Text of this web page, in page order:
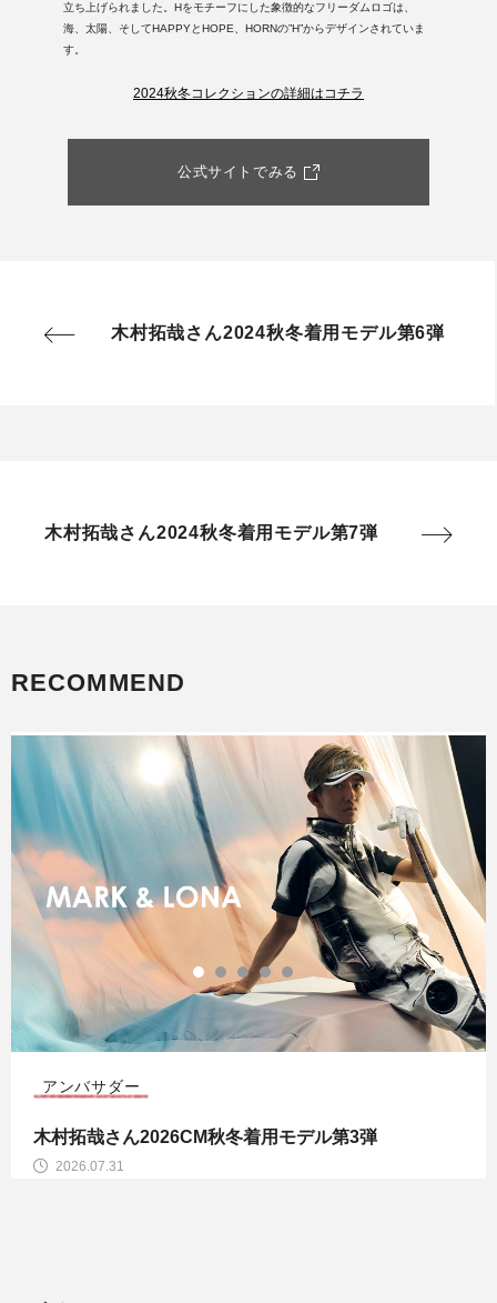
RECOMMEND
2026.07.31
アンバサダー
木村拓哉さん2026CM秋冬着用モデル第3弾
立ち上げられました。Hをモチーフにした象徴的なフリーダムロゴは、
海、太陽、そしてHAPPYとHOPE、HORNの”H”からデザインされていま
す。
2024秋冬コレクションの詳細はコチラ
公式サイトでみる
木村拓哉さん2024秋冬着用モデル第6弾
木村拓哉さん2024秋冬着用モデル第7弾